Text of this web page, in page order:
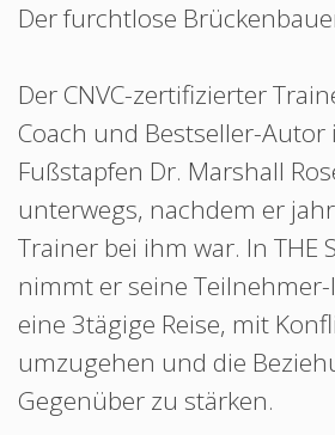
Der furchtlose
Der CNVC-zertifizierter
Coach und Bestseller-Autor
Fußstapfen Dr. Marshall
unterwegs, nachdem er
Trainer bei ihm war. In THE
nimmt er seine
eine 3tägige Reise, mit
umzugehen und die
Gegenüber zu stärken.